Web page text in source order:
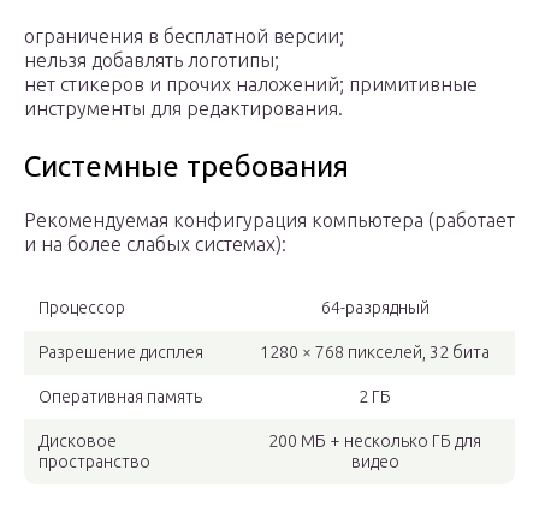
ограничения в бесплатной версии;
нельзя добавлять логотипы;
нет стикеров и прочих наложений; примитивные
инструменты для редактирования.
Системные требования
Рекомендуемая конфигурация компьютера (работает
и на более слабых системах):
Процессор 64-разрядный
Разрешение дисплея 1280 × 768 пикселей, 32 бита
Оперативная память 2 ГБ
Дисковое
пространство
200 МБ + несколько ГБ для
видео